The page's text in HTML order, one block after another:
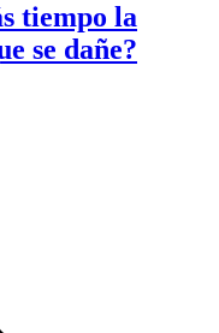
tiempo la
se dañe?